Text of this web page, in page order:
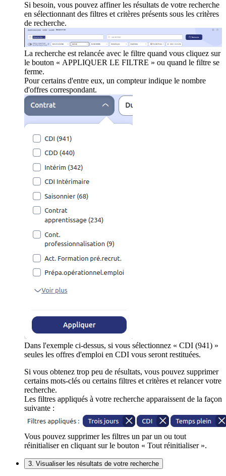
Si besoin, vous pouvez affiner les résultats de votre recherche
en sélectionnant des filtres et critères présents sous les critères
de recherche.
La recherche est relancée avec le filtre quand vous cliquez sur
le bouton « APPLIQUER LE FILTRE » ou quand le filtre se
ferme.
Pour certains d'entre eux, un compteur indique le nombre
d'offres correspondant.
Dans l'exemple ci-dessus, si vous sélectionnez « CDI (941) »
seules les offres d'emploi en CDI vous seront restituées.
Si vous obtenez trop peu de résultats, vous pouvez supprimer
certains mots-clés ou certains filtres et critères et relancer votre
recherche.
Les filtres appliqués à votre recherche apparaissent de la façon
suivante :
Vous pouvez supprimer les filtres un par un ou tout
réinitialiser en cliquant sur le bouton « Tout réinitialiser ».
3. Visualiser les résultats de votre recherche